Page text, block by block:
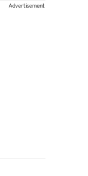
Advertisement